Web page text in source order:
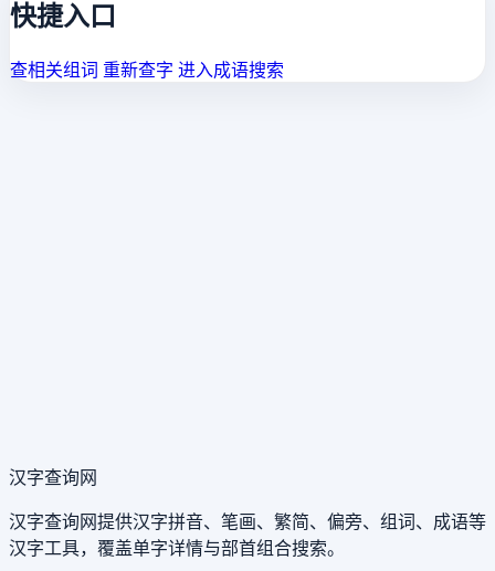
快捷入口
查相关组词 重新查字 进入成语搜索
汉字查询网
汉字查询网提供汉字拼音、笔画、繁简、偏旁、组词、成语等
汉字工具，覆盖单字详情与部首组合搜索。